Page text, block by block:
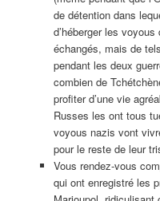
de détention dans
d’héberger les
échangés, mais de
pendant les deux
combien de
profiter d’une vie
Russes les ont tous
voyous nazis vont
pour le reste de leur
Vous rendez-vous
qui ont enregistré les